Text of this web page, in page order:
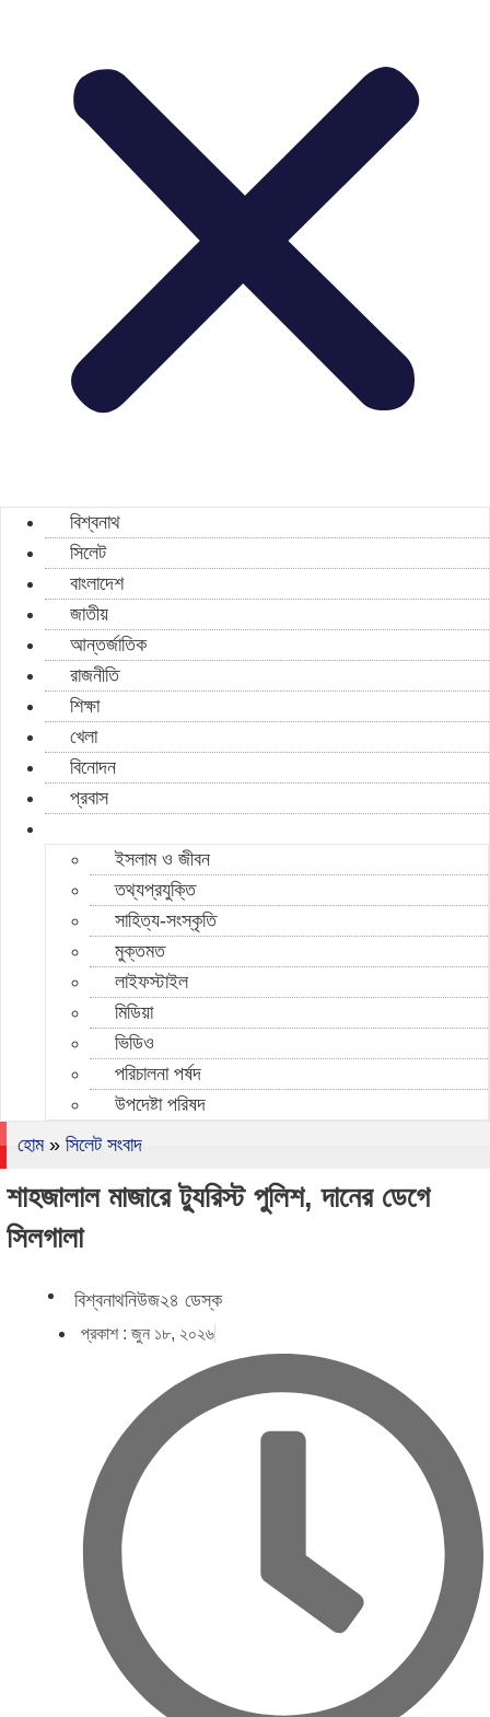
বিশ্বনাথ
সিলেট
বাংলাদেশ
জাতীয়
আন্তর্জাতিক
রাজনীতি
শিক্ষা
খেলা
বিনোদন
প্রবাস
ইসলাম ও জীবন
তথ্যপ্রযুক্তি
সাহিত্য-সংস্কৃতি
মুক্তমত
লাইফস্টাইল
মিডিয়া
ভিডিও
পরিচালনা পর্ষদ
উপদেষ্টা পরিষদ
হোম» সিলেট সংবাদ
শাহজালাল মাজারে ট্যুরিস্ট পুলিশ, দানের ডেগে
সিলগালা
বিশ্বনাথনিউজ২৪ ডেস্ক
প্রকাশ : জুন ১৮, ২০২৬